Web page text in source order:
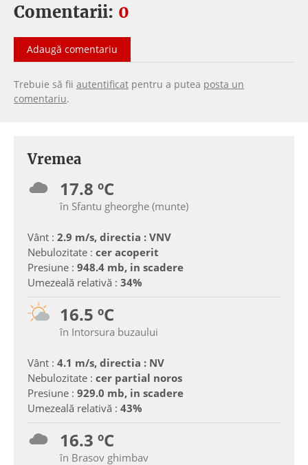
Comentarii: 0
Adaugă comentariu
Trebuie să fii autentificat pentru a putea posta un
comentariu.
Vremea
17.8 ºC
în Sfantu gheorghe (munte)
Vânt : 2.9 m/s, directia : VNV
Nebulozitate : cer acoperit
Presiune : 948.4 mb, in scadere
Umezeală relativă : 34%
16.5 ºC
în Intorsura buzaului
Vânt : 4.1 m/s, directia : NV
Nebulozitate : cer partial noros
Presiune : 929.0 mb, in scadere
Umezeală relativă : 43%
16.3 ºC
în Brasov ghimbav